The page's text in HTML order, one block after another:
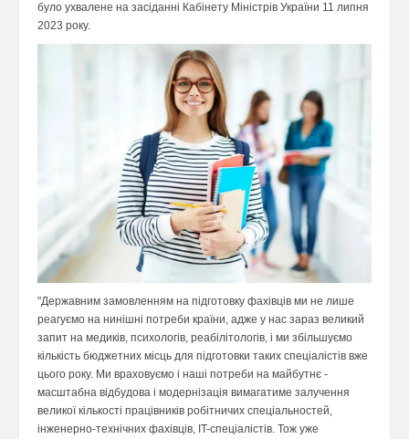
було ухвалене на засіданні Кабінету Міністрів України 11 липня
2023 року.
"Державним замовленням на підготовку фахівців ми не лише
реагуємо на нинішні потреби країни, адже у нас зараз великий
запит на медиків, психологів, реабілітологів, і ми збільшуємо
кількість бюджетних місць для підготовки таких спеціалістів вже
цього року. Ми враховуємо і наші потреби на майбутнє -
масштабна відбудова і модернізація вимагатиме залучення
великої кількості працівників робітничих спеціальностей,
інженерно-технічних фахівців, IT-спеціалістів. Тож уже